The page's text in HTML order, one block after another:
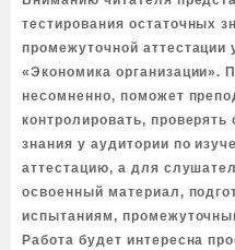
тестирования остаточных
промежуточной
«Экономика организации».
несомненно, поможет
контролировать,
знания у аудитории по
аттестацию, а для
освоенный материал,
испытаниям,
Работа будет интересна